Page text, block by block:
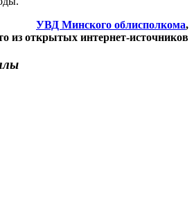
УВД Минского облисполкома,
из открытых интернет-источников